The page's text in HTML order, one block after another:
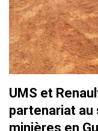
UMS et
partenariat au
minières en